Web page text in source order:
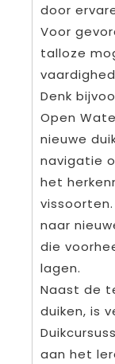
door
Voor
talloze
Denk
Open
nieuwe
navigatie
het
naar
die
lagen.
Naast de
duiken, is
aan het